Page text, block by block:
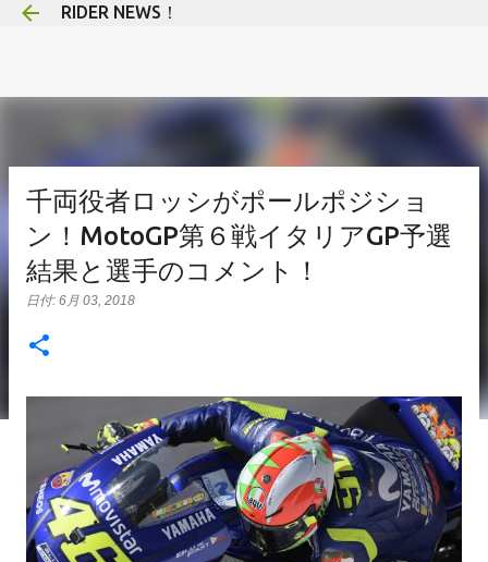
RIDER NEWS！
千両役者ロッシがポールポジショ
ン！MotoGP第６戦イタリアGP予選
結果と選手のコメント！
日付: 6月 03, 2018